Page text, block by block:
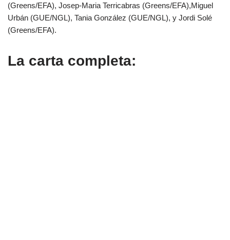
(Greens/EFA), Josep-Maria Terricabras (Greens/EFA),Miguel
Urbán (GUE/NGL), Tania González (GUE/NGL), y Jordi Solé
(Greens/EFA).
La carta completa: